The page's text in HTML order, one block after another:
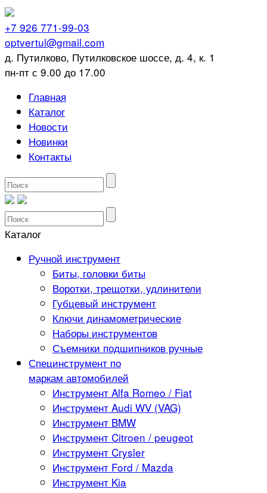
+7 926 771-99-03
optvertul@gmail.com
д. Путилково, Путилковское шоссе, д. 4, к. 1
пн-пт с 9.00 до 17.00
Главная
Каталог
Новости
Новинки
Контакты
Каталог
Ручной инструмент
Биты, головки биты
Воротки, трещотки, удлинители
Губцевый инструмент
Ключи динамометрические
Наборы инструментов
Съемники подшипников ручные
Специнструмент по
маркам автомобилей
Инструмент Alfa Romeo / Fiat
Инструмент Audi WV (VAG)
Инструмент BMW
Инструмент Citroen / peugeot
Инструмент Crysler
Инструмент Ford / Mazda
Инструмент Kia